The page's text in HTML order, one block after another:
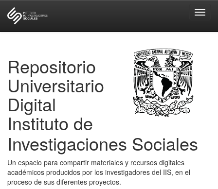
Repositorio
Universitario
Digital
Instituto de
Investigaciones Sociales
Un espacio para compartir materiales y recursos digitales
académicos producidos por los investigadores del IIS, en el
proceso de sus diferentes proyectos.